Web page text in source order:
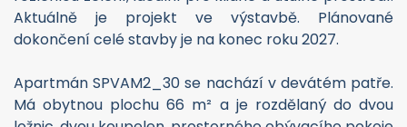
Aktuálně je projekt ve výstavbě. Plánované
dokončení celé stavby je na konec roku 2027.
Apartmán SPVAM2_30 se nachází v devátém patře.
Má obytnou plochu 66 m² a je rozdělaný do dvou